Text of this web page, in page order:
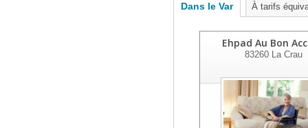
Dans le Var À tarifs
Ehpad Au Bon
83260La Crau